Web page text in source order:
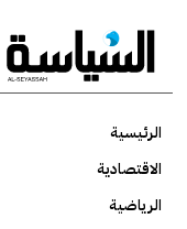
الرئيسية
الاقتصادية
الرياضية